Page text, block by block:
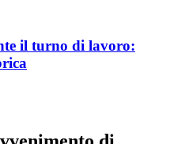
il turno di lavoro: